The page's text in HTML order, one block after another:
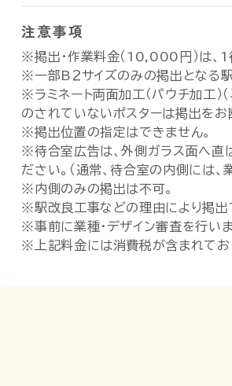
注意事項
※掲出・作業料金（10,000円）は、1
※一部B２サイズのみの掲出となる駅
※ラミネート両面加工（パウチ加工）
のされていないポスターは掲出をお
※掲出位置の指定はできません。
※待合室広告は、外側ガラス面へ直
ださい。（通常、待合室の内側には
※内側のみの掲出は不可。
※駅改良工事などの理由により掲出
※事前に業種・デザイン審査を行いま
※上記料金には消費税が含まれてお